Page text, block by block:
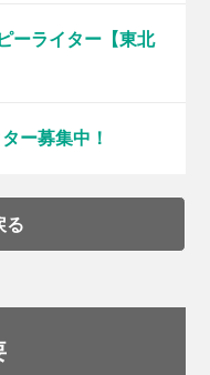
ーライター【東北
ー募集中！
る